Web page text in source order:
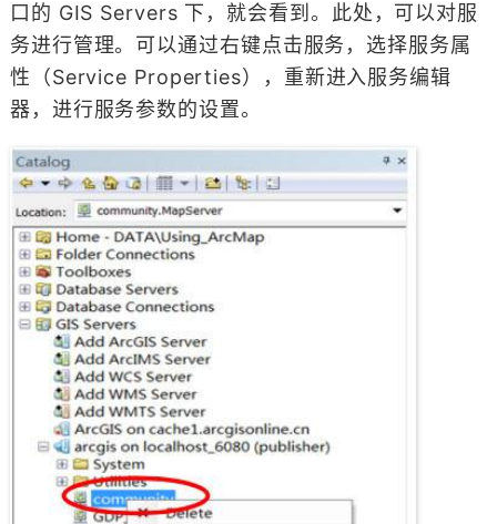
口的 GIS Servers 下，就会看到。此处，可以对服
务进行管理。可以通过右键点击服务，选择服务属
性（Service Properties），重新进入服务编辑
器，进行服务参数的设置。